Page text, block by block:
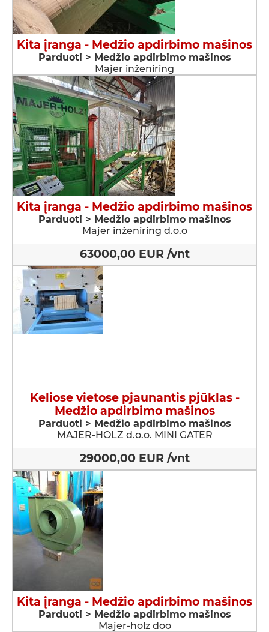
Kita įranga - Medžio apdirbimo mašinos
Parduoti > Medžio apdirbimo mašinos
Majer inženiring
Kita įranga - Medžio apdirbimo mašinos
Parduoti > Medžio apdirbimo mašinos
Majer inženiring d.o.o
63000,00 EUR /vnt
Keliose vietose pjaunantis pjūklas -
Medžio apdirbimo mašinos
Parduoti > Medžio apdirbimo mašinos
MAJER-HOLZ d.o.o. MINI GATER
29000,00 EUR /vnt
Kita įranga - Medžio apdirbimo mašinos
Parduoti > Medžio apdirbimo mašinos
Majer-holz doo